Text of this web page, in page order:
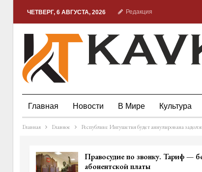
ЧЕТВЕРГ, 6 АВГУСТА, 2026 Редакция
Главная Новости В Мире Культура
Главная Главное Республике Ингушетия будет аннулирована
Правосудие по звонку. Тариф —
абонентской платы